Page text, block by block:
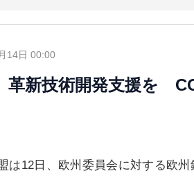
14日 00:00
革新技術開発支援を
は12日、欧州委員会に対する欧